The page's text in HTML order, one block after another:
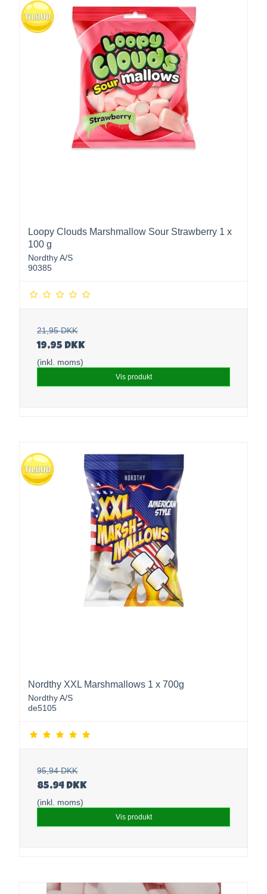
Loopy Clouds Marshmallow Sour Strawberry 1 x
100 g
Nordthy A/S
90385
21,95 DKK
19,95 DKK
(inkl. moms)
Vis produkt
Nordthy XXL Marshmallows 1 x 700g
Nordthy A/S
de5105
95,94 DKK
85,94 DKK
(inkl. moms)
Vis produkt